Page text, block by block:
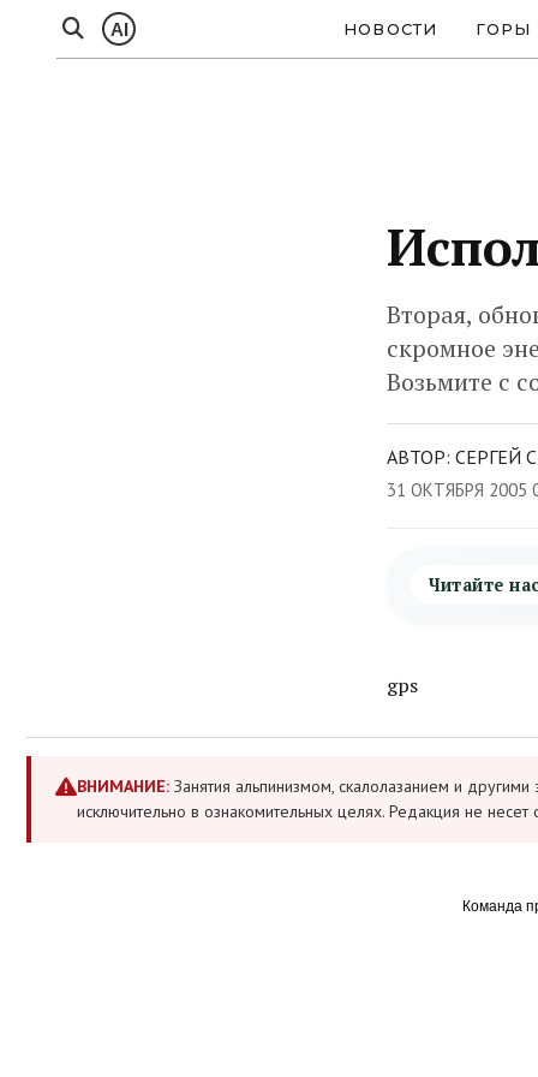
AI НОВОСТИ ГОРЫ
Вторая,
скромное
Возьмите с
АВТОР: СЕРГЕЙ
31 ОКТЯБРЯ 2005
Читайте
gps
ВНИМАНИЕ: Занятия альпинизмом, скалолазанием и
исключительно в ознакомительных целях. Редакция не
Команда